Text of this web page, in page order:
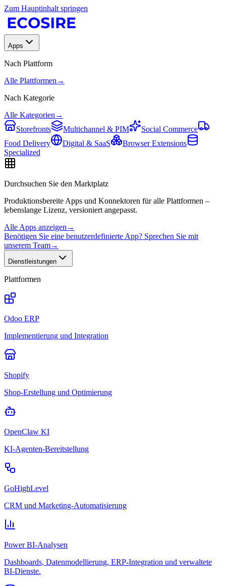
Zum Hauptinhalt springen
Apps
Nach Plattform
Alle Plattformen →
Nach Kategorie
Alle Kategorien →
Storefronts
Multichannel & PIM
Social Commerce
Food Delivery
Digital & SaaS
Browser Extensions
Specialized
Durchsuchen Sie den Marktplatz
Produktionsbereite Apps und Konnektoren für alle Plattformen –
lebenslange Lizenz, versioniert angepasst.
Alle Apps anzeigen →
Benötigen Sie eine benutzerdefinierte App? Sprechen Sie mit
unserem Team→
Dienstleistungen
Plattformen
Odoo ERP
Implementierung und Integration
Shopify
Shop-Erstellung und Optimierung
OpenClaw KI
KI-Agenten-Bereitstellung
GoHighLevel
CRM und Marketing-Automatisierung
Power BI-Analysen
Dashboards, Datenmodellierung, ERP-Integration und verwaltete
BI-Dienste.